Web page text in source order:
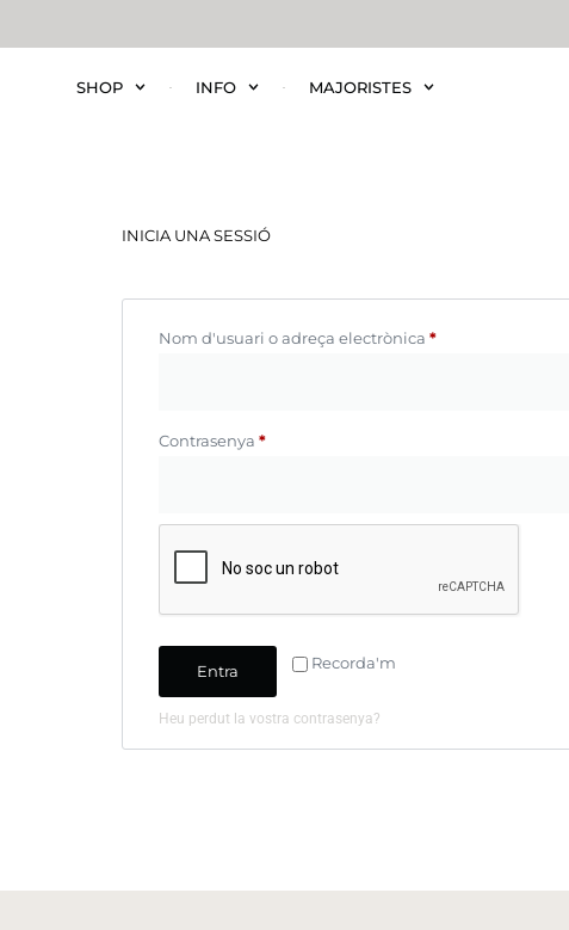
SHOP INFO MAJORISTES
INICIA UNA SESSIÓ
Nom d'usuari o adreça electrònica *
Contrasenya *
Recorda'm
Entra
Heu perdut la vostra contrasenya?